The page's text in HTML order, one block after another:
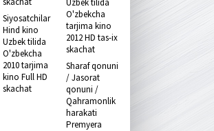
Siyosatchilar
Hind kino
Uzbek tilida
O'zbekcha
2010 tarjima
kino Full HD
skachat
Sharaf qonuni
/ Jasorat
qonuni /
Qahramonlik
harakati
Premyera